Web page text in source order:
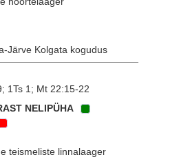
Järve Kolgata kogudus
1Ts 1; Mt 22:15-22
NELIPÜHA
teismeliste linnalaager